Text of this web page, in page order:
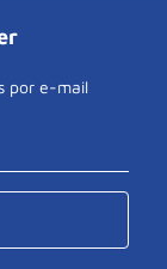
por e-mail